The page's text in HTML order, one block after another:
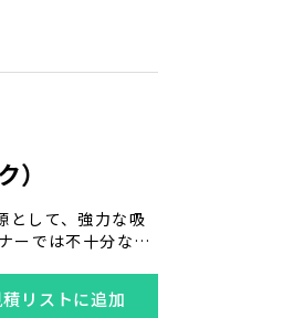
）
として、強力な吸
ーでは不十分な
構造と多重フィ
。 強力な吸引性
積リストに追加